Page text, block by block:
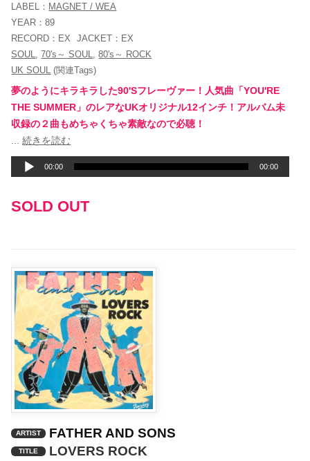
LABEL： MAGNET / WEA
YEAR：89
RECORD： EX JACKET： EX
SOUL
,70's～ SOUL ,80's～ ROCK
UK SOUL (関連Tags)
夢のようにキラキラした90'Sフレーヴァー！人気曲「YOU'RE
THE SUMMER」のレアなUKオリジナル12インチ！アルバム未
収録の２曲もめちゃくちゃ素敵なので必聴！
... 続きを読む
声
プ
ー
00:00 00:00
SOLD OUT
ARTIST FATHER AND SONS
TITLE LOVERS ROCK